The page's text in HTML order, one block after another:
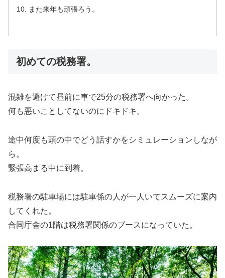
また来年も頑張ろう。
初めての税務署。
混雑を避けて昼前に車で25分の税務署へ向かった。
何も悪いことしてないのにドキドキ。
途中何度も頭の中でどう話すかをシミュレーションしなが
ら。
緊張高まる中に到着。
税務署の駐車場には駐車係の人が一人いてスムーズに案内
してくれた。
合同庁舎の1階は税務署関係のブースになっていた。